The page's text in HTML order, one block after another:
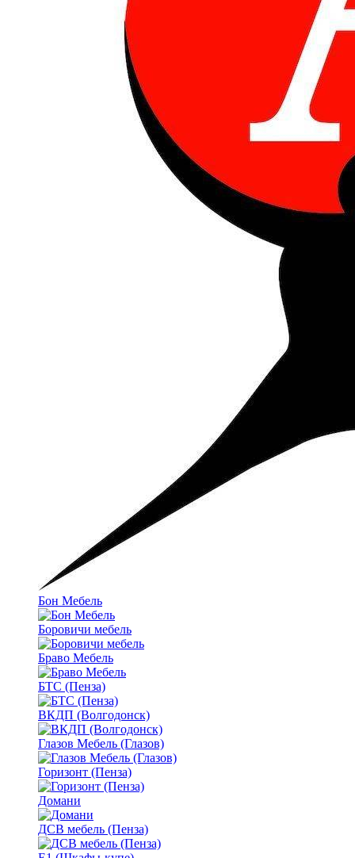
Бон Мебель
Боровичи мебель
Браво Мебель
БТС (Пенза)
ВКДП (Волгодонск)
Глазов Мебель (Глазов)
Горизонт (Пенза)
Домани
ДСВ мебель (Пенза)